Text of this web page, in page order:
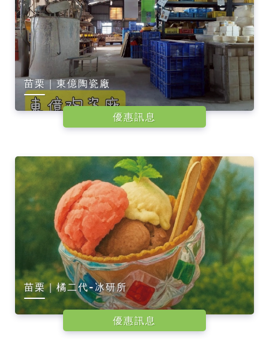
苗栗｜東億陶瓷廠
優惠訊息
苗栗｜橘二代-冰研所
優惠訊息